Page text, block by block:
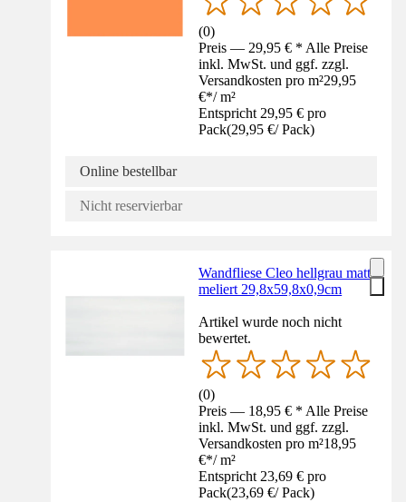
(0)
Preis — 29,95 € * Alle Preise
inkl. MwSt. und ggf. zzgl.
Versandkosten pro m²29,95
€*/ m²
Entspricht 29,95 € pro
Pack(29,95 €/ Pack)
Online bestellbar
Nicht reservierbar
Wandfliese Cleo hellgrau matt
meliert 29,8x59,8x0,9cm
Artikel wurde noch nicht
bewertet.
(0)
Preis — 18,95 € * Alle Preise
inkl. MwSt. und ggf. zzgl.
Versandkosten pro m²18,95
€*/ m²
Entspricht 23,69 € pro
Pack(23,69 €/ Pack)